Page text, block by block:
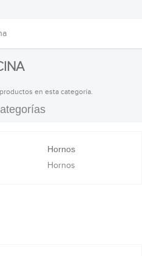
en esta categoría.
Hornos
Hornos